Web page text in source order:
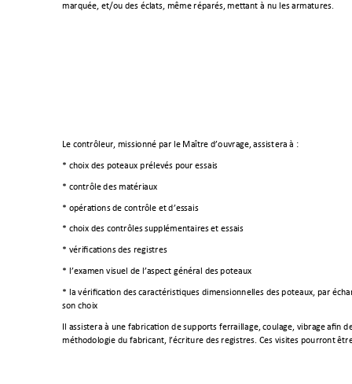
marquée, et/ou des éclats, même réparés, mettant à nu les armatures.
Le contrôleur, missionné par le Maître d’ouvrage, assistera à :
* choix des poteaux prélevés pour essais
* contrôle des matériaux
* opérations de contrôle et d’essais
* choix des contrôles supplémentaires et essais
* vérifications des registres
* l’examen visuel de l’aspect général des poteaux
* la vérification des caractéristiques dimensionnelles des poteaux, par
son choix
Il assistera à une fabrication de supports ferraillage, coulage, vibrage afin
méthodologie du fabricant, l’écriture des registres. Ces visites pourront